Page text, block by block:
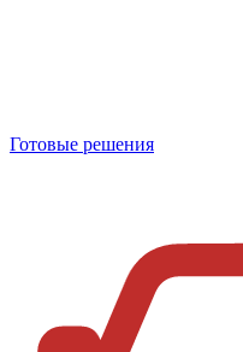
Готовые решения